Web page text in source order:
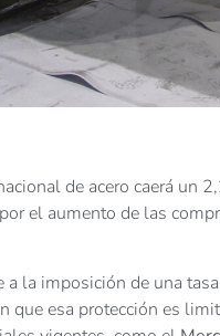
de acero caerá un
el aumento de las
a la imposición de una
esa protección es